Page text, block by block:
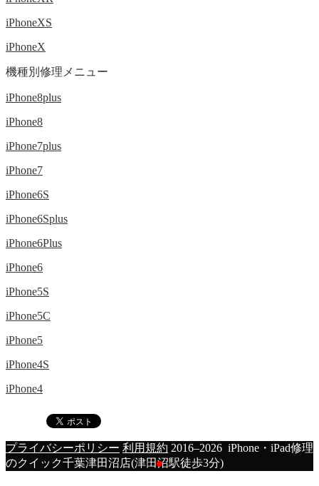
iPhoneXS
iPhoneX
機種別修理メニュー
iPhone8plus
iPhone8
iPhone7plus
iPhone7
iPhone6S
iPhone6Splus
iPhone6Plus
iPhone6
iPhone5S
iPhone5C
iPhone5
iPhone4S
iPhone4
プライバシーポリシー 利用規約 2016–2026 iPhone・iPad修理
のクイック千葉津田沼店(津田沼駅徒歩3分)